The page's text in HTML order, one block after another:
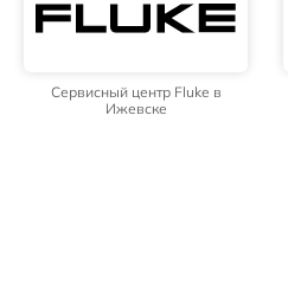
Сервисный центр Fluke в
Ижевске